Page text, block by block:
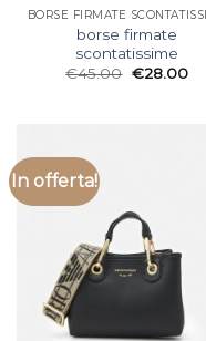
borse firmate
scontatissime
€45.00 €28.00
In offerta!